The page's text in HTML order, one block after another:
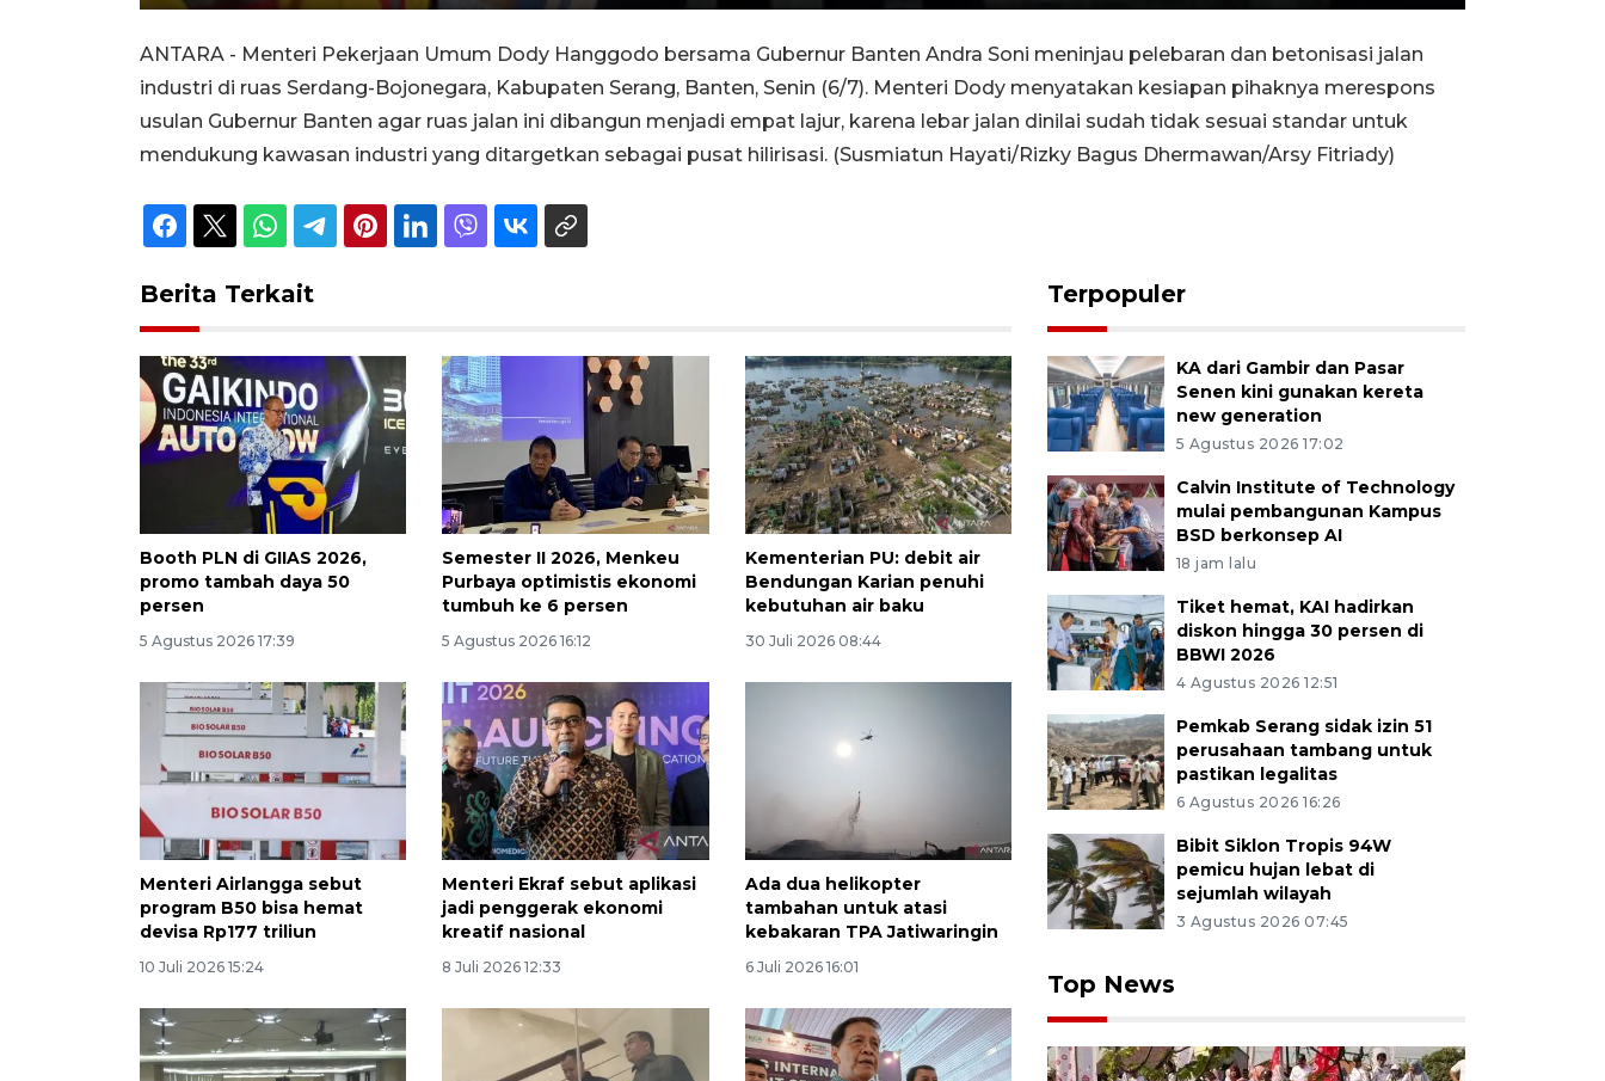
Unmute Play
RewindForward
Settings
PIP Enter
ANTARA - Menteri Pekerjaan Umum Dody Hanggodo bersama Gubernur Banten Andra Soni meninjau pelebaran dan betonisasi jalan
industri di ruas Serdang-Bojonegara, Kabupaten Serang, Banten, Senin (6/7). Menteri Dody menyatakan kesiapan pihaknya merespons
usulan Gubernur Banten agar ruas jalan ini dibangun menjadi empat lajur, karena lebar jalan dinilai sudah tidak sesuai standar untuk
mendukung kawasan industri yang ditargetkan sebagai pusat hilirisasi. (Susmiatun Hayati/Rizky Bagus Dhermawan/Arsy Fitriady)
Berita Terkait
Booth PLN di GIIAS 2026,
promo tambah daya 50
persen
5 Agustus 2026 17:39
Semester II 2026, Menkeu
Purbaya optimistis ekonomi
tumbuh ke 6 persen
5 Agustus 2026 16:12
Kementerian PU: debit air
Bendungan Karian penuhi
kebutuhan air baku
30 Juli 2026 08:44
Menteri Airlangga sebut
program B50 bisa hemat
devisa Rp177 triliun
10 Juli 2026 15:24
Menteri Ekraf sebut aplikasi
jadi penggerak ekonomi
kreatif nasional
8 Juli 2026 12:33
Ada dua helikopter
tambahan untuk atasi
kebakaran TPA Jatiwaringin
6 Juli 2026 16:01
Terpopuler
KA dari Gambir dan Pasar
Senen kini gunakan kereta
new generation
5 Agustus 2026 17:02
Calvin Institute of Technology
mulai pembangunan Kampus
BSD berkonsep AI
18 jam lalu
Tiket hemat, KAI hadirkan
diskon hingga 30 persen di
BBWI 2026
4 Agustus 2026 12:51
Pemkab Serang sidak izin 51
perusahaan tambang untuk
pastikan legalitas
6 Agustus 2026 16:26
Bibit Siklon Tropis 94W
pemicu hujan lebat di
sejumlah wilayah
3 Agustus 2026 07:45
Top News